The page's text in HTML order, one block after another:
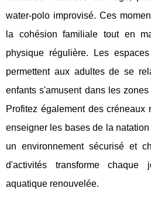
water-polo improvisé. Ces
la cohésion familiale tout en
physique régulière. Les
permettent aux adultes de se
enfants s'amusent dans les
Profitez également des créneaux
enseigner les bases de la
un environnement sécurisé et
d'activités transforme chaque
aquatique renouvelée.